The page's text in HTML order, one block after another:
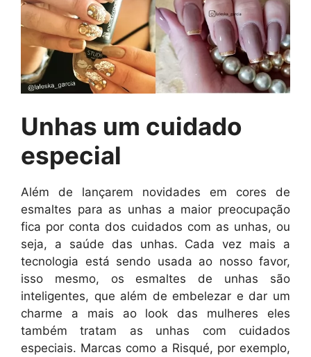
Unhas um cuidado
especial
Além de lançarem novidades em cores de
esmaltes para as unhas a maior preocupação
fica por conta dos cuidados com as unhas, ou
seja, a saúde das unhas. Cada vez mais a
tecnologia está sendo usada ao nosso favor,
isso mesmo, os esmaltes de unhas são
inteligentes, que além de embelezar e dar um
charme a mais ao look das mulheres eles
também tratam as unhas com cuidados
especiais. Marcas como a Risqué, por exemplo,